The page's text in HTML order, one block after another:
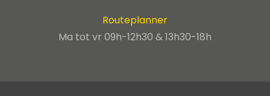
Routeplanner
Ma tot vr 09h-12h30 & 13h30-18h